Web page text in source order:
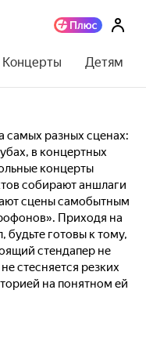
Концерты Детям
самых разных сценах:
в концертных
концерты
собирают аншлаги
сцены самобытным
Приходя на
будьте готовы к тому,
стендапер не
стесняется резких
на понятном ей